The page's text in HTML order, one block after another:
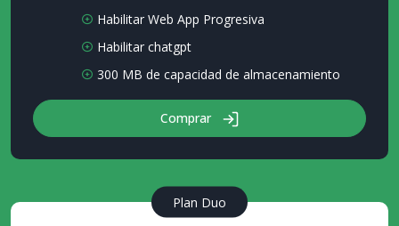
Habilitar Web App Progresiva
Habilitar chatgpt
300 MB de capacidad de almacenamiento
Comprar
Plan Duo